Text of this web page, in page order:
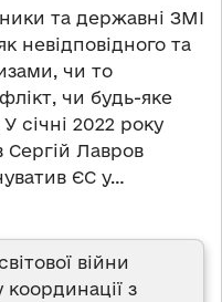
та державні ЗМІ
невідповідного та
чи то
чи будь-яке
січні 2022 року
Сергій Лавров
ЄС у…
війни
з